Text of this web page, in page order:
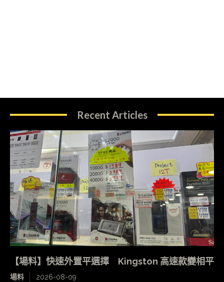
Recent Articles
【場料】快速外置平選擇 Kingston 高速款變相平
場料 2026-08-09